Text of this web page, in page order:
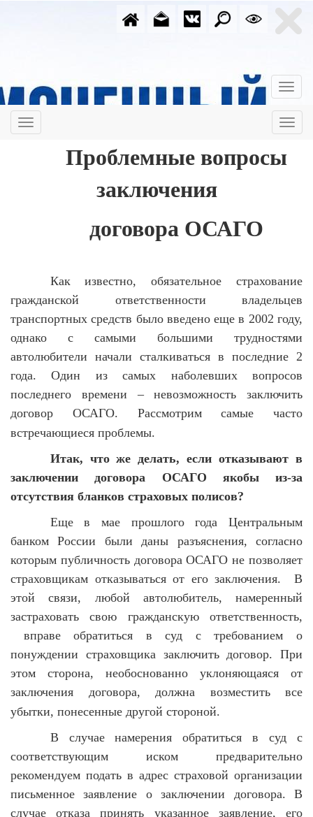
Проблемные вопросы
заключения
договора ОСАГО
Как известно, обязательное страхование
гражданской ответственности владельцев
транспортных средств было введено еще в 2002 году,
однако с самыми большими трудностями
автолюбители начали сталкиваться в последние 2
года. Один из самых наболевших вопросов
последнего времени – невозможность заключить
договор ОСАГО. Рассмотрим самые часто
встречающиеся проблемы.
Итак, что же делать, если отказывают в
заключении договора ОСАГО якобы из-за
отсутствия бланков страховых полисов?
Еще в мае прошлого года Центральным
банком России были даны разъяснения, согласно
которым публичность договора ОСАГО не позволяет
страховщикам отказываться от его заключения. В
этой связи, любой автолюбитель, намеренный
застраховать свою гражданскую ответственность,
вправе обратиться в суд с требованием о
понуждении страховщика заключить договор. При
этом сторона, необоснованно уклоняющаяся от
заключения договора, должна возместить все
убытки, понесенные другой стороной.
В случае намерения обратиться в суд с
соответствующим иском предварительно
рекомендуем подать в адрес страховой организации
письменное заявление о заключении договора. В
случае отказа принять указанное заявление, его